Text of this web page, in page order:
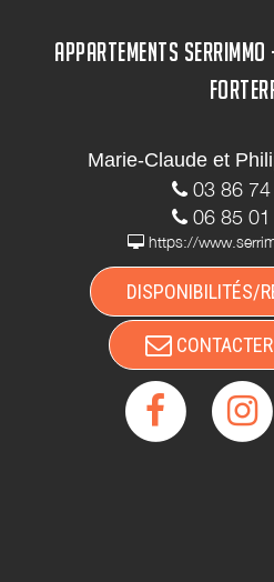
APPARTEMENTS
Marie-Claude et
03 86
06 85
https://
DISPONIBILITÉS/